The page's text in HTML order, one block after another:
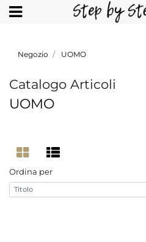
Open
Negozio UOMO
Catalogo Articoli
UOMO
Ordina per